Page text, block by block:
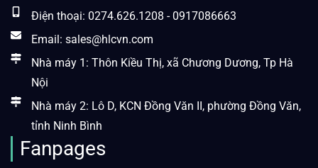
Điện thoại: 0274.626.1208 - 0917086663
Email: sales@hlcvn.com
Nhà máy 1: Thôn Kiều Thị, xã Chương Dương, Tp Hà
Nội
Nhà máy 2: Lô D, KCN Đồng Văn II, phường Đồng Văn,
tỉnh Ninh Bình
Fanpages